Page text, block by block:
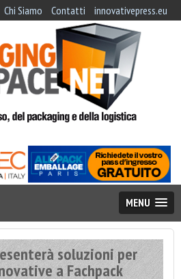
Chi Siamo Contatti innovativepress.eu
MENU
soluzioni per
a Fachpack